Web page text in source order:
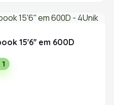
15'6'' em 600D